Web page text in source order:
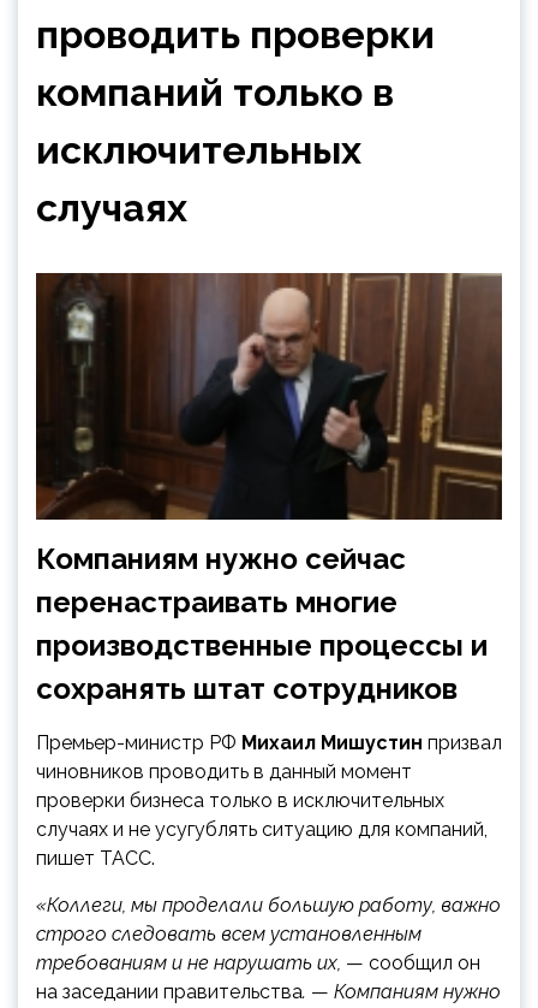
проводить проверки
компаний только в
исключительных
случаях
Компаниям нужно сейчас
перенастраивать многие
производственные процессы и
сохранять штат сотрудников
Премьер-министр РФ Михаил Мишустин призвал
чиновников проводить в данный момент
проверки бизнеса только в исключительных
случаях и не усугублять ситуацию для компаний,
пишет ТАСС.
«Коллеги, мы проделали большую работу, важно
строго следовать всем установленным
требованиям и не нарушать их, — сообщил он
на заседании правительства. — Компаниям нужно